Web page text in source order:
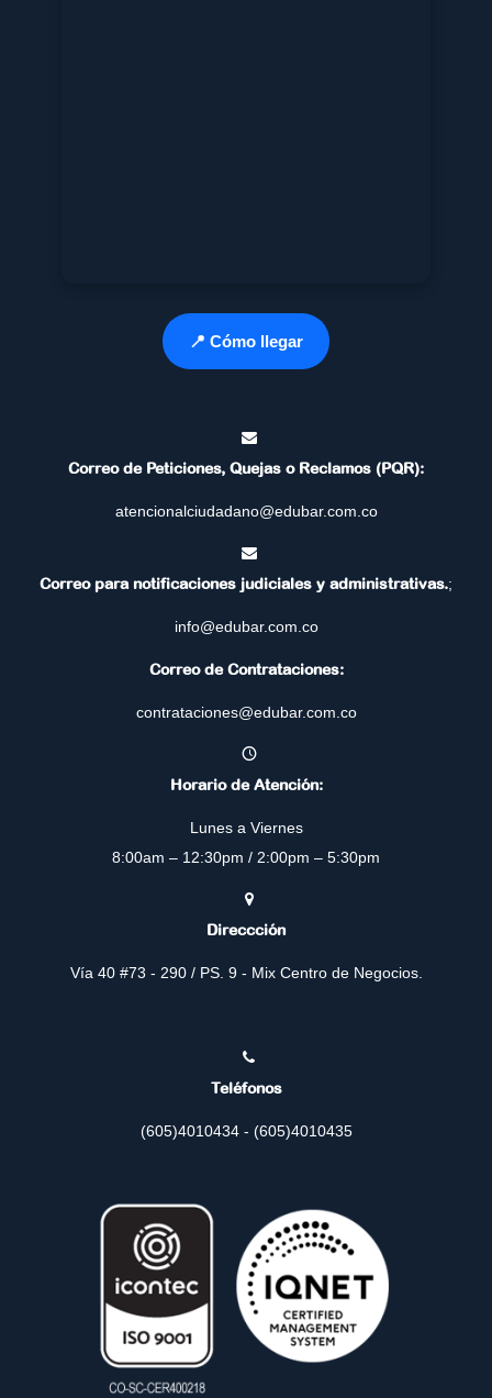
📍 Cómo llegar
Correo de Peticiones, Quejas o Reclamos (PQR):
atencionalciudadano@edubar.com.co
Correo para notificaciones judiciales y administrativas.;
info@edubar.com.co
Correo de Contrataciones:
contrataciones@edubar.com.co
Horario de Atención:
Lunes a Viernes
8:00am – 12:30pm / 2:00pm – 5:30pm
Direccción
Vía 40 #73 - 290 / PS. 9 - Mix Centro de Negocios.
Teléfonos
(605)4010434 - (605)4010435